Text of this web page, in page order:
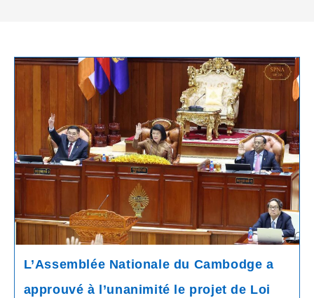
L’Assemblée Nationale du Cambodge a
approuvé à l’unanimité le projet de Loi